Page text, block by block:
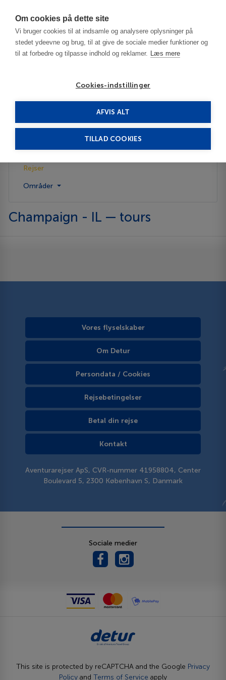
Om cookies på dette site
Vi bruger cookies til at indsamle og analysere oplysninger på
stedet ydeevne og brug, til at give de sociale medier funktioner og
til at forbedre og tilpasse indhold og reklamer. Læs mere
Cookies-indstillinger
AFVIS ALT
TILLAD COOKIES
Champaign - IL Rejser
Beskrivelse
Rejser
Områder
Champaign - IL — tours
Vores flyselskaber
Om Detur
Persondata / Cookies
Rejsebetingelser
Betal din rejse
Kontakt
Aventurarejser ApS, CVR-nummer 41958804, Center
Boulevard 5, 2300 København S, Danmark
Sociale medier
This site is protected by reCAPTCHA and the Google Privacy
Policy and Terms of Service apply